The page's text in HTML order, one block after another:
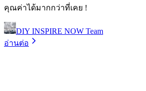
คุณค่าได้มากกว่าที่เคย !
DIY INSPIRE NOW Team
อ่านต่อ